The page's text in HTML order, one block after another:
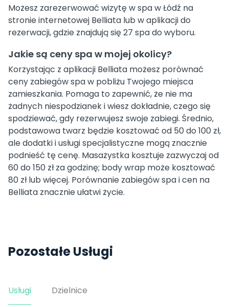
Możesz zarezerwować wizytę w spa w Łódź na
stronie internetowej Belliata lub w aplikacji do
rezerwacji, gdzie znajdują się 27 spa do wyboru.
Jakie są ceny spa w mojej okolicy?
Korzystając z aplikacji Belliata możesz porównać
ceny zabiegów spa w pobliżu Twojego miejsca
zamieszkania. Pomaga to zapewnić, że nie ma
żadnych niespodzianek i wiesz dokładnie, czego się
spodziewać, gdy rezerwujesz swoje zabiegi. Średnio,
podstawowa twarz będzie kosztować od 50 do 100 zł,
ale dodatki i usługi specjalistyczne mogą znacznie
podnieść tę cenę. Masażystka kosztuje zazwyczaj od
60 do 150 zł za godzinę; body wrap może kosztować
80 zł lub więcej. Porównanie zabiegów spa i cen na
Belliata znacznie ułatwi życie.
Pozostałe Usługi
Usługi Dzielnice